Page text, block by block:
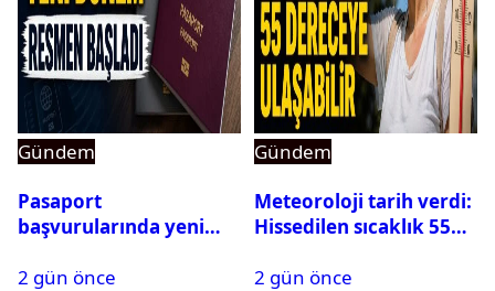
Gündem
Pasaport
başvurularında yeni
2 gün önce
Gündem
Meteoroloji tarih verdi:
Hissedilen sıcaklık 55
2 gün önce